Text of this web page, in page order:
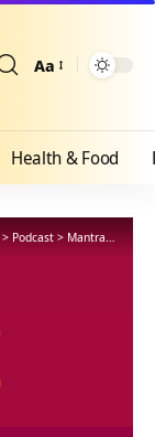
Aa
Health & Food
> Podcast > Mantra>